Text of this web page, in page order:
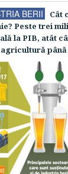
BERII
Cât
Peste trei
la PIB, atât